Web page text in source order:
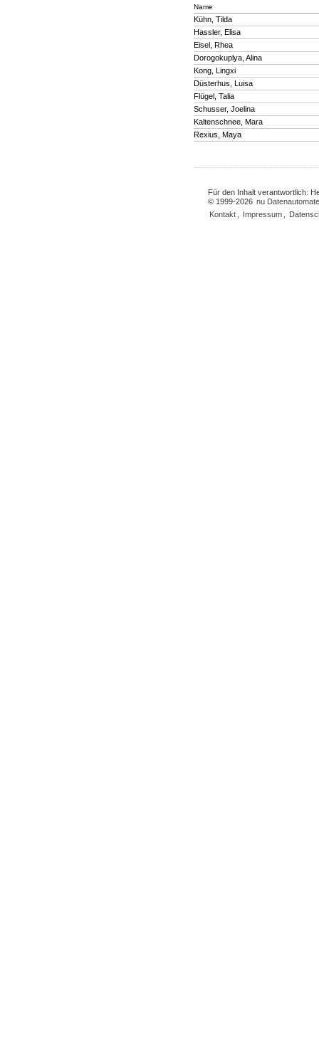
Name
Kühn, Tilda
Hassler, Elisa
Eisel, Rhea
Dorogokuplya, Alina
Kong, Lingxi
Düsterhus, Luisa
Flügel, Talia
Schusser, Joelina
Kaltenschnee, Mara
Rexius, Maya
Für den Inhalt verantwortlich:
© 1999-2026 nu
Kontakt
Impressum